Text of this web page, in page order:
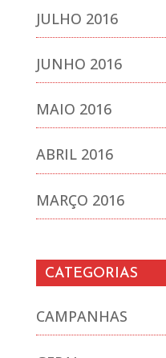
JULHO 2016
JUNHO 2016
MAIO 2016
ABRIL 2016
MARÇO 2016
CATEGORIAS
CAMPANHAS